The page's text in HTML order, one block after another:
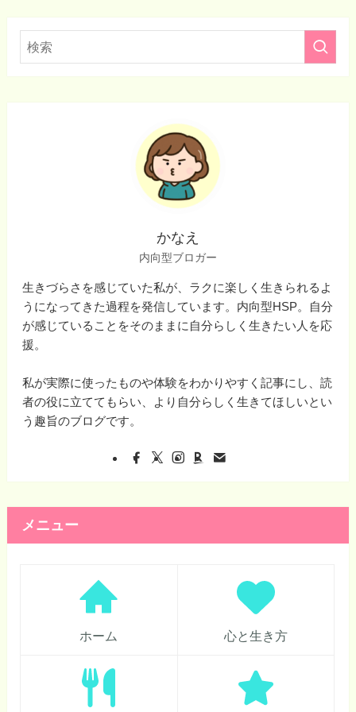
かなえ
内向型ブロガー
生きづらさを感じていた私が、ラクに楽しく生きられるよ
うになってきた過程を発信しています。内向型HSP。自分
が感じていることをそのままに自分らしく生きたい人を応
援。
私が実際に使ったものや体験をわかりやすく記事にし、読
者の役に立ててもらい、より自分らしく生きてほしいとい
う趣旨のブログです。
メニュー
ホーム 心と生き方